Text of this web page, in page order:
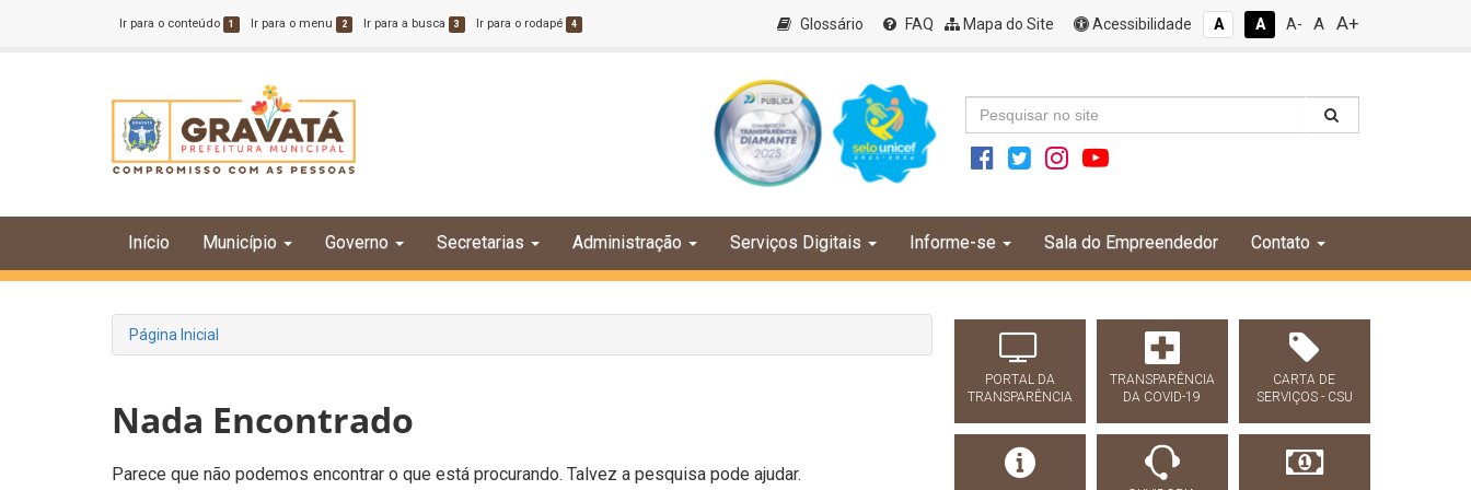
Ir para o conteúdo 1 Ir para o menu 2 Ir para a busca 3 Ir para o rodapé 4 Glossário FAQ Mapa do Site Acessibilidade A A A- A A+
Início Município Governo Secretarias Administração Serviços Digitais Informe-se Sala do Empreendedor Contato
Página Inicial
Nada Encontrado
Parece que não podemos encontrar o que está procurando. Talvez a pesquisa pode ajudar.
PORTAL DA
TRANSPARÊNCIA
TRANSPARÊNCIA
DA COVID-19
CARTA DE
SERVIÇOS - CSU